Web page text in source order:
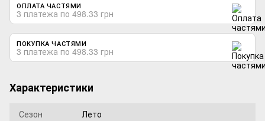
ОПЛАТА ЧАСТЯМИ
3 платежа по 498.33 грн
ПОКУПКА ЧАСТЯМИ
3 платежа по 498.33 грн
Характеристики
Сезон Лето